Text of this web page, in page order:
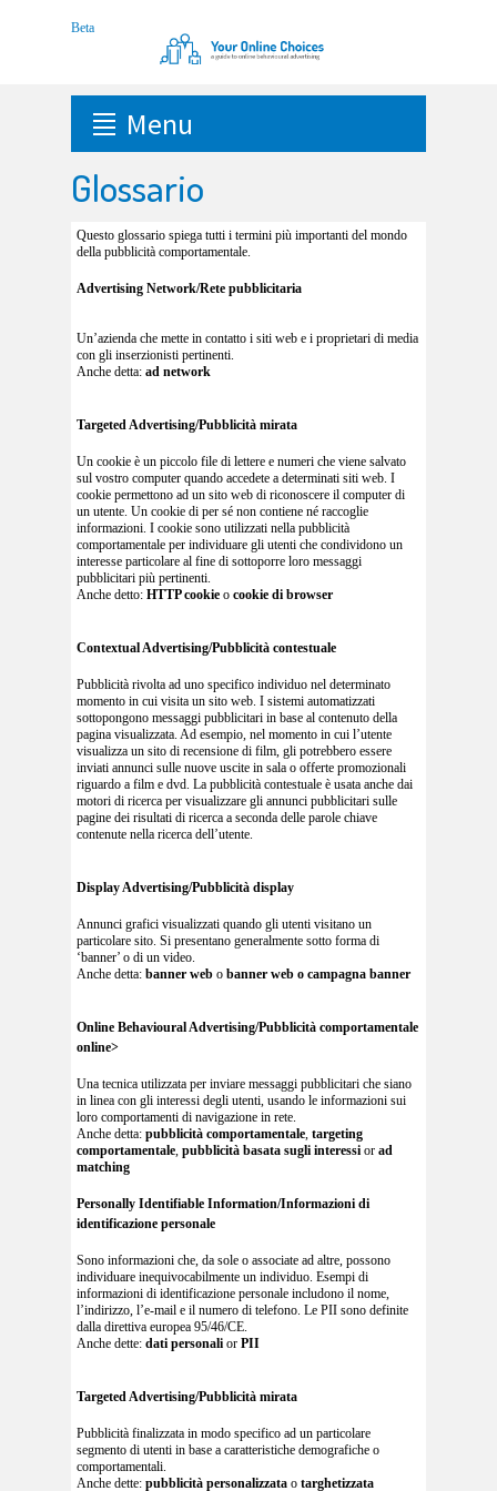
Menu
Glossario
Questo glossario spiega tutti i termini più importanti del mondo
della pubblicità comportamentale.
Advertising Network/Rete pubblicitaria
Un’azienda che mette in contatto i siti web e i proprietari di media
con gli inserzionisti pertinenti.
Anche detta: ad network
Targeted Advertising/Pubblicità mirata
Un cookie è un piccolo file di lettere e numeri che viene salvato
sul vostro computer quando accedete a determinati siti web. I
cookie permettono ad un sito web di riconoscere il computer di
un utente. Un cookie di per sé non contiene né raccoglie
informazioni. I cookie sono utilizzati nella pubblicità
comportamentale per individuare gli utenti che condividono un
interesse particolare al fine di sottoporre loro messaggi
pubblicitari più pertinenti.
Anche detto: HTTP cookie o cookie di browser
Contextual Advertising/Pubblicità contestuale
Pubblicità rivolta ad uno specifico individuo nel determinato
momento in cui visita un sito web. I sistemi automatizzati
sottopongono messaggi pubblicitari in base al contenuto della
pagina visualizzata. Ad esempio, nel momento in cui l’utente
visualizza un sito di recensione di film, gli potrebbero essere
inviati annunci sulle nuove uscite in sala o offerte promozionali
riguardo a film e dvd. La pubblicità contestuale è usata anche dai
motori di ricerca per visualizzare gli annunci pubblicitari sulle
pagine dei risultati di ricerca a seconda delle parole chiave
contenute nella ricerca dell’utente.
Display Advertising/Pubblicità display
Annunci grafici visualizzati quando gli utenti visitano un
particolare sito. Si presentano generalmente sotto forma di
‘banner’ o di un video.
Anche detta: banner web o banner web o campagna banner
Online Behavioural Advertising/Pubblicità comportamentale
online>
Una tecnica utilizzata per inviare messaggi pubblicitari che siano
in linea con gli interessi degli utenti, usando le informazioni sui
loro comportamenti di navigazione in rete.
Anche detta: pubblicità comportamentale, targeting
comportamentale, pubblicità basata sugli interessi or ad
matching
Personally Identifiable Information/Informazioni di
identificazione personale
Sono informazioni che, da sole o associate ad altre, possono
individuare inequivocabilmente un individuo. Esempi di
informazioni di identificazione personale includono il nome,
l’indirizzo, l’e-mail e il numero di telefono. Le PII sono definite
dalla direttiva europea 95/46/CE.
Anche dette: dati personali or PII
Targeted Advertising/Pubblicità mirata
Pubblicità finalizzata in modo specifico ad un particolare
segmento di utenti in base a caratteristiche demografiche o
comportamentali.
Anche dette: pubblicità personalizzata o targhetizzata